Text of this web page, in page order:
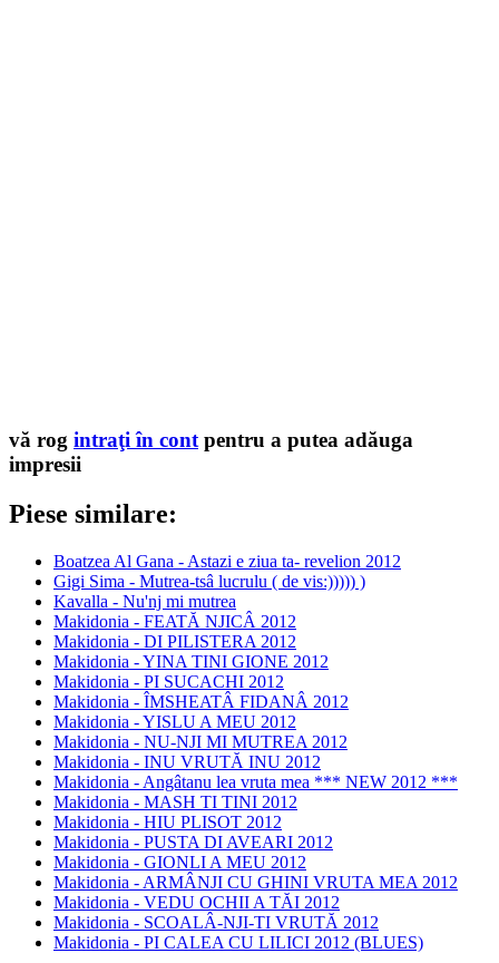
vă rog intraţi în cont pentru a putea adăuga
impresii
Piese similare:
Boatzea Al Gana - Astazi e ziua ta- revelion 2012
Gigi Sima - Mutrea-tsâ lucrulu ( de vis:))))) )
Kavalla - Nu'nj mi mutrea
Makidonia - FEATĂ NJICÂ 2012
Makidonia - DI PILISTERA 2012
Makidonia - YINA TINI GIONE 2012
Makidonia - PI SUCACHI 2012
Makidonia - ÎMSHEATÂ FIDANÂ 2012
Makidonia - YISLU A MEU 2012
Makidonia - NU-NJI MI MUTREA 2012
Makidonia - INU VRUTĂ INU 2012
Makidonia - Angâtanu lea vruta mea *** NEW 2012 ***
Makidonia - MASH TI TINI 2012
Makidonia - HIU PLISOT 2012
Makidonia - PUSTA DI AVEARI 2012
Makidonia - GIONLI A MEU 2012
Makidonia - ARMÂNJI CU GHINI VRUTA MEA 2012
Makidonia - VEDU OCHII A TĂI 2012
Makidonia - SCOALÂ-NJI-TI VRUTĂ 2012
Makidonia - PI CALEA CU LILICI 2012 (BLUES)